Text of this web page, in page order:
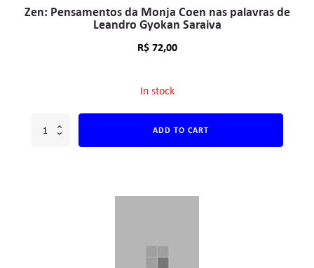
Zen: Pensamentos da Monja Coen nas palavras de
Leandro Gyokan Saraiva
R$72,00
In stock
ADD TO CART